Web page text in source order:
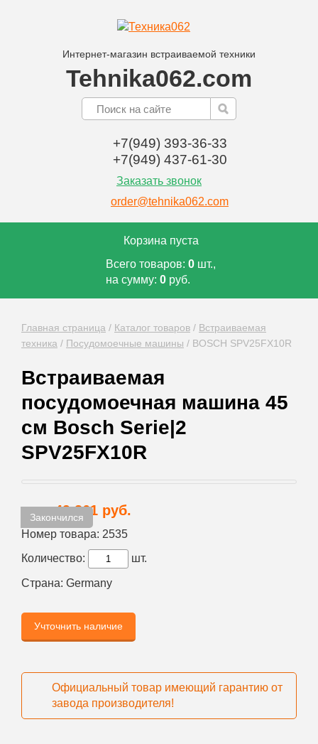
Интернет-магазин встраиваемой техники
Tehnika062.com
+7(949) 393-36-33
+7(949) 437-61-30
Заказать звонок
order@tehnika062.com
Корзина пуста
Всего товаров: 0 шт.,
на сумму: 0 руб.
Главная страница / Каталог товаров / Встраиваемая
техника / Посудомоечные машины / BOSCH SPV25FX10R
Встраиваемая
посудомоечная машина 45
см Bosch Serie|2
SPV25FX10R
Закончился
Цена: 49 361 руб.
Номер товара: 2535
Количество:
шт.
Страна: Germany
Учточнить наличие
Официальный товар имеющий гарантию от
завода производителя!